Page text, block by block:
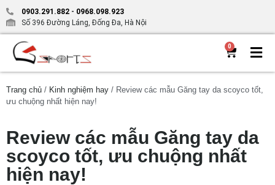
0903.291.882 - 0968.098.923
Số 396 Đường Láng, Đống Đa, Hà Nội
0
Trang chủ / Kinh nghiệm hay / Review các mẫu Găng tay da scoyco tốt,
ưu chuộng nhất hiện nay!
Review các mẫu Găng tay da
scoyco tốt, ưu chuộng nhất
hiện nay!